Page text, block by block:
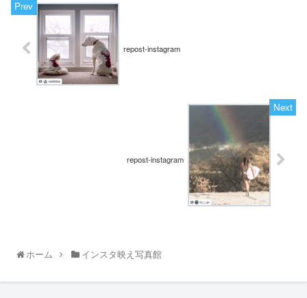
repost-instagram
repost-instagram
ホーム インスタ映え写真館